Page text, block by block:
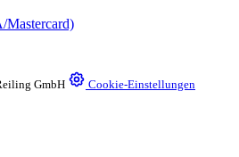
GmbH Cookie-Einstellungen